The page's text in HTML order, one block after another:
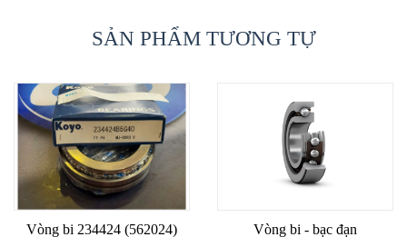
SẢN PHẨM TƯƠNG TỰ
Vòng bi 234424 (562024)
Vòng bi - bạc đạn